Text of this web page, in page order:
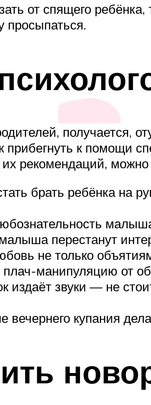
от спящего
просыпаться.
получается,
прибегнуть к помощи
их рекомендаций,
брать ребёнка на
перестанут
не только
манипуляцию от
издаёт звуки — не
вечернего купания